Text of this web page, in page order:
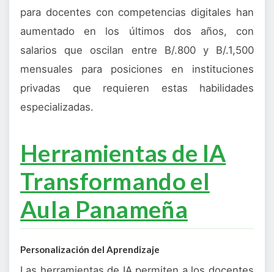
para docentes con competencias digitales han
aumentado en los últimos dos años, con
salarios que oscilan entre B/.800 y B/.1,500
mensuales para posiciones en instituciones
privadas que requieren estas habilidades
especializadas.
Herramientas de IA
Transformando el
Aula Panameña
Personalización del Aprendizaje